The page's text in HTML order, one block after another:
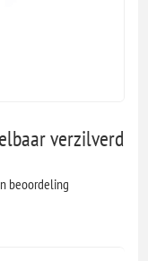
verzilverd
beoordeling